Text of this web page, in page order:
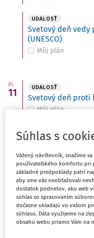
UDALOSŤ
Svetový deň vedy
(UNESCO)
Môj plán
Pi
11 UDALOSŤ
Svetový deň proti
Môj plán
15
Do 15. 10. -
svojom webovom
prijímacích skúšok
Môj plán
UDALOSŤ
Súhlas s
Vážený návštevník, snažíme
používateľského komfortu pri
základné predpoklady patrí
aby sme vás neobťažovali
dostatok podnetov, ako web
súhlas so spracovaním
dočasne ukladajú vo vašom
súhlasu. Dáta využijeme na
obsahu webu priamo Vám na